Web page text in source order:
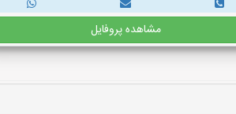
مشاهده پروفایل